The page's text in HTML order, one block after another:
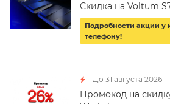
Скидка на Voltum
Подробности акции у
телефону!
До 31 августа 2026
Промокод на